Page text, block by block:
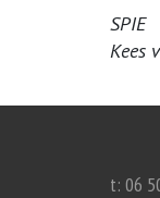
SPIE
Kees
t: 06